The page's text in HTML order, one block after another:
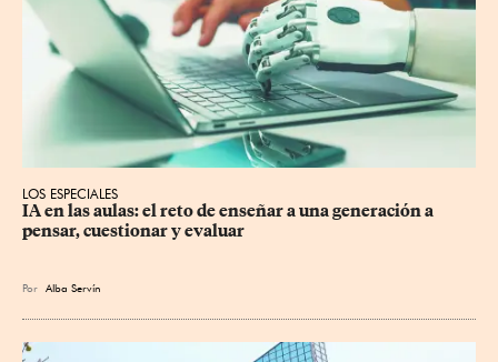
LOS ESPECIALES
IA en las aulas: el reto de enseñar a una generación a
pensar, cuestionar y evaluar
Por Alba Servín